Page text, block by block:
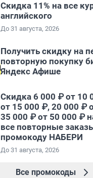
Скидка 11% на все
английского
До 31 августа, 2026
Получить скидку на
повторную покупку
Яндекс Афише
Скидка 6 000 ₽ от 10
от 15 000 ₽, 20 000 ₽
35 000 ₽ от 50 000 ₽
все повторные
промокоду НАБЕРИ
До 31 августа, 2026
Все промокоды